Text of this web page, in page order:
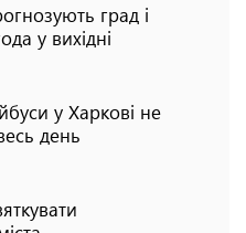
град і
у вихідні
у Харкові не
день